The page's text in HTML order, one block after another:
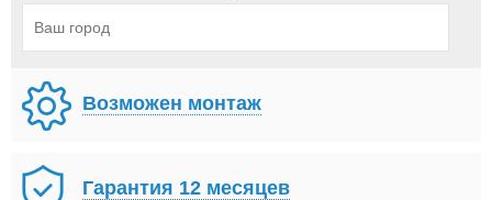
Возможен монтаж
Гарантия 12 месяцев